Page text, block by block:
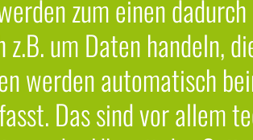
zum einen
z.B. um Daten handeln,
werden automatisch
Das sind vor allem